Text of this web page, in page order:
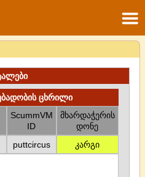
ცხრილი
ScummVM
ID
მხარდაჭერის
დონე
puttcircus კარგი